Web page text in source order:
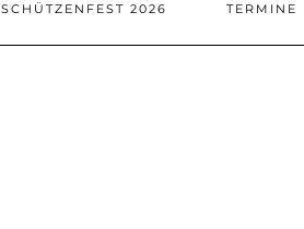
SCHÜTZENFEST 2026 TERMINE